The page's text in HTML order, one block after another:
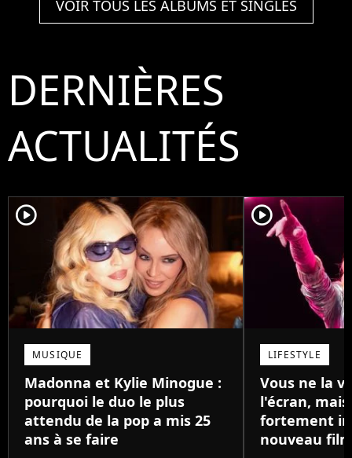
VOIR TOUS LES ALBUMS ET SINGLES
DERNIÈRES
ACTUALITÉS
player2
MUSIQUE
Madonna et Kylie Minogue :
pourquoi le duo le plus
attendu de la pop a mis 25
ans à se faire
player2
LIFESTYLE
Vous ne la
l'écran,
fortement
nouveau